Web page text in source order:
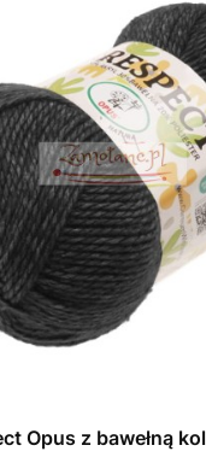
Opus z bawełną